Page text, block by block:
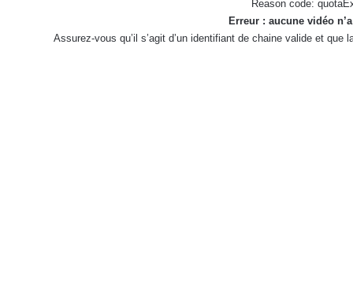
Reason code:
Erreur : aucune vidéo
Assurez-vous qu’il s’agit d’un identifiant de chaine valide et